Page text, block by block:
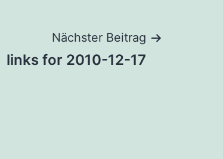
Nächster Beitrag
links for 2010-12-17